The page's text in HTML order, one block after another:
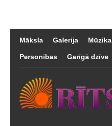
Māksla Galerija Mūzika
Personības Garīgā dzīve